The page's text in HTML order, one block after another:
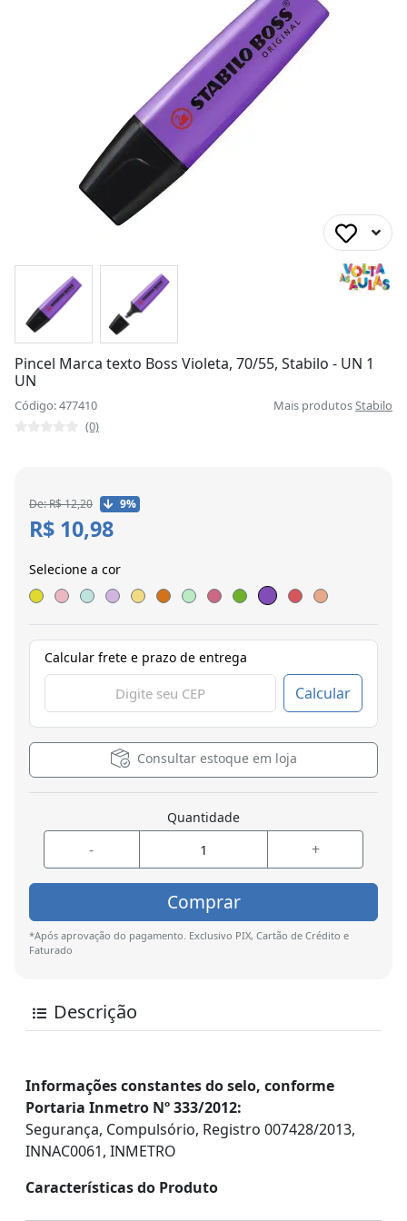
Pincel Marca texto Boss Violeta, 70/55, Stabilo - UN 1
UN
Código: 477410 Mais produtosStabilo
(0)
De: R$ 12,20 9%
R$ 10,98
Selecione a cor
Calcular frete e prazo de entrega
Calcular
Consultar estoque em loja
Quantidade
- +
Comprar
*Após aprovação do pagamento. Exclusivo PIX, Cartão de Crédito e
Faturado
Descrição
Informações constantes do selo, conforme
Portaria Inmetro Nº 333/2012:
Segurança, Compulsório, Registro 007428/2013,
INNAC0061, INMETRO
Características do Produto